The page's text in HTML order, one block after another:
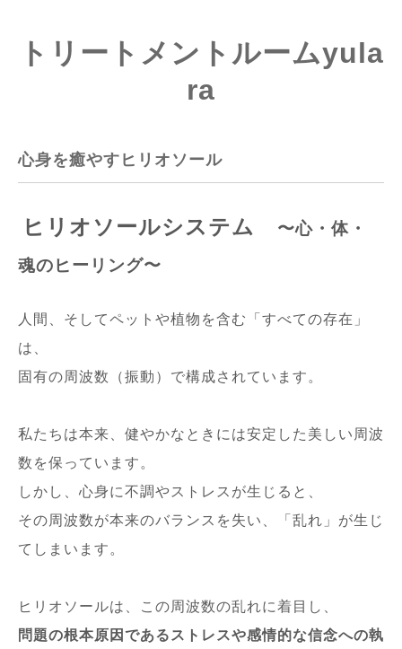
トリートメントルームyula
ra
心身を癒やすヒリオソール
ヒリオソールシステム
〜心・体・
魂のヒーリング〜
人間、そしてペットや植物を含む「すべての存在」
は、
固有の周波数（振動）で構成されています。
私たちは本来、健やかなときには安定した美しい周波
数を保っています。
しかし、心身に不調やストレスが生じると、
その周波数が本来のバランスを失い、「乱れ」が生じ
てしまいます。
ヒリオソールは、この周波数の乱れに着目し、
問題の根本原因であるストレスや感情的な信念への執